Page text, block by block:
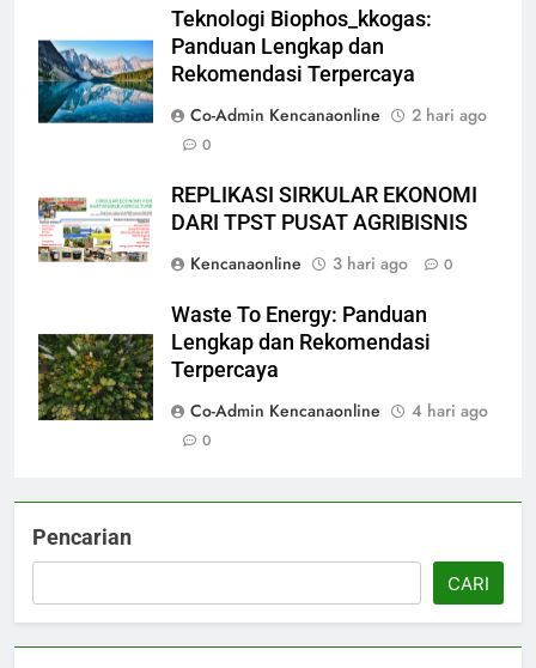
Teknologi Biophos_kkogas:
Panduan Lengkap dan
Rekomendasi Terpercaya
Co-Admin Kencanaonline
2 hari ago
0
REPLIKASI SIRKULAR EKONOMI
DARI TPST PUSAT AGRIBISNIS
Kencanaonline
3 hari ago 0
Waste To Energy: Panduan
Lengkap dan Rekomendasi
Terpercaya
Co-Admin Kencanaonline
4 hari ago
0
Pencarian
CARI